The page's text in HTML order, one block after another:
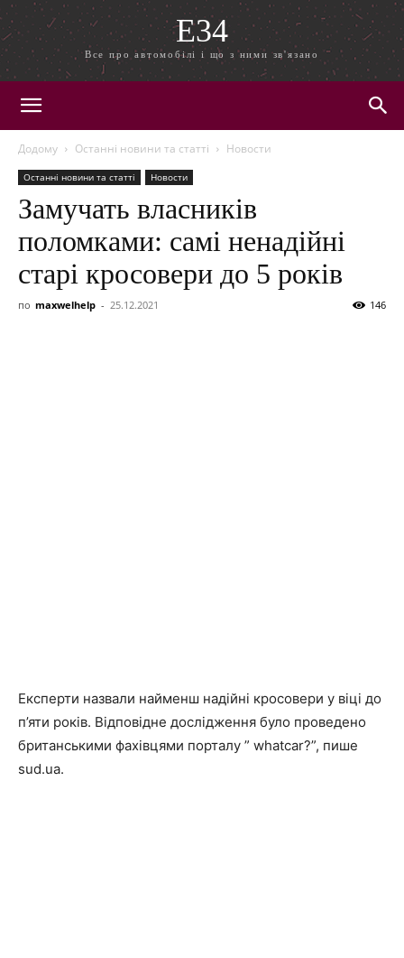
E34
Все про автомобілі і що з ними зв'язано
Додому Останні новини та статті Новости
Останні новини та статті Новости
Замучать власників
поломками: самі ненадійні
старі кросовери до 5 років
по maxwelhelp - 25.12.2021 146
Експерти назвали найменш надійні кросовери у віці до
п’яти років. Відповідне дослідження було проведено
британськими фахівцями порталу ” whatcar?”, пише
sud.ua.